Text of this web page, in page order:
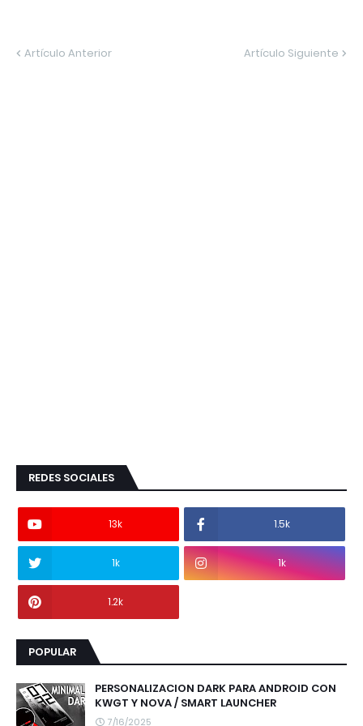
Artículo Anterior Artículo Siguiente
REDES SOCIALES
13k 1.5k
1k 1k
1.2k
POPULAR
PERSONALIZACION DARK PARA ANDROID CON
KWGT Y NOVA / SMART LAUNCHER
7/16/2025